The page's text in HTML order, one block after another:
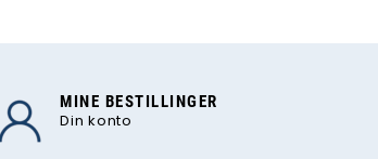
MINE BESTILLINGER
Din konto